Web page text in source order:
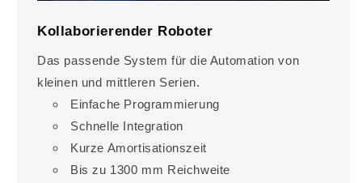
Kollaborierender Roboter
Das passende System für die Automation von
kleinen und mittleren Serien.
Einfache Programmierung
Schnelle Integration
Kurze Amortisationszeit
Bis zu 1300 mm Reichweite